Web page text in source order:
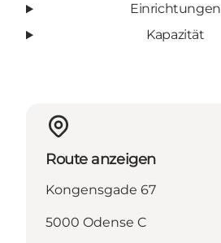
Einrichtungen
Kapazität
Route anzeigen
Kongensgade 67
5000 Odense C